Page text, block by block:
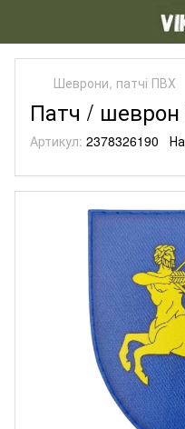
Шеврони, патчі ПВХ
Патч /
Артикул: 2378326190